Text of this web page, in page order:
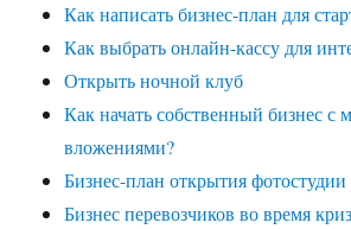
Как написать бизнес-план для
Как выбрать онлайн-кассу для
Открыть ночной клуб
Как начать собственный бизнес
вложениями?
Бизнес-план открытия фотостудии
Бизнес перевозчиков во время